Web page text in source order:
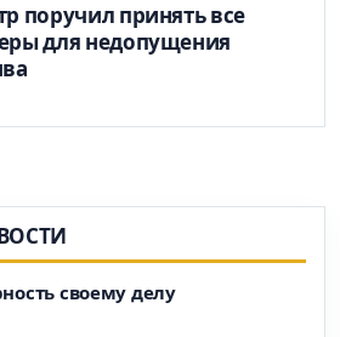
поручил принять все
для недопущения
своему делу